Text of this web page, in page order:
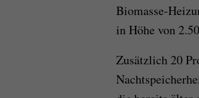
Biomasse-
in Höhe von
Zusätzlich 20